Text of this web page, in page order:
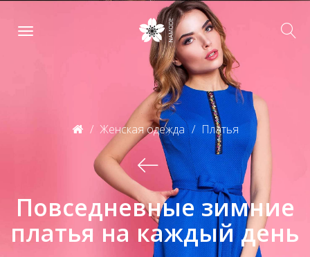
Женская одежда Платья
Повседневные зимние
платья на каждый день